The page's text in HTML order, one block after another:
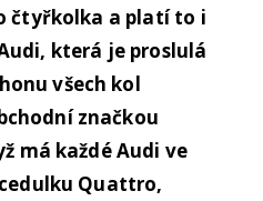
čtyřkolka a platí to i
která je proslulá
všech kol
značkou
má každé Audi ve
Quattro,